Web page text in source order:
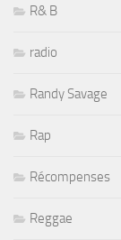
R& B
radio
Randy Savage
Rap
Récompenses
Reggae